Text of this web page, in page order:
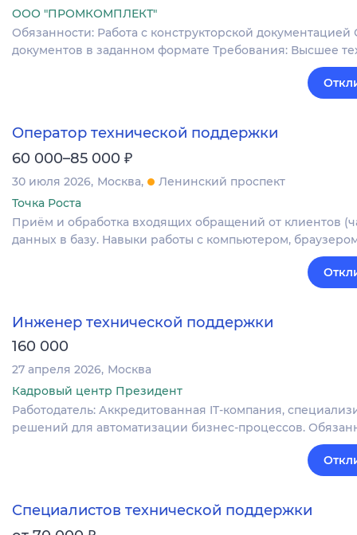
ООО "ПРОМКОМПЛЕКТ"
Обязанности: Работа с конструкторской
документов в заданном формате Требования: Высшее
Оператор технической поддержки
60 000–85 000 ₽
30 июля 2026 Москва
Ленинский проспект
Точка Роста
Приём и обработка входящих обращений от клиентов
данных в базу. Навыки работы с компьютером,
Инженер технической поддержки
160 000
27 апреля 2026 Москва
Кадровый центр Президент
Работодатель: Аккредитованная IT-компания,
решений для автоматизации бизнес-процессов.
Специалистов технической поддержки